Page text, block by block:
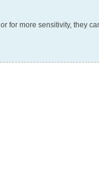
for more sensitivity, they